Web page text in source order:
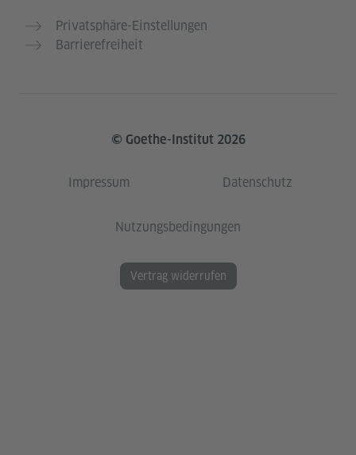
Privatsphäre-Einstellungen
Barrierefreiheit
© Goethe-Institut 2026
Impressum Datenschutz
Nutzungsbedingungen
Vertrag widerrufen